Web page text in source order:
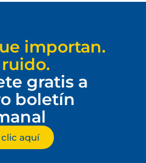
importan.
gratis a
boletín
clic aquí